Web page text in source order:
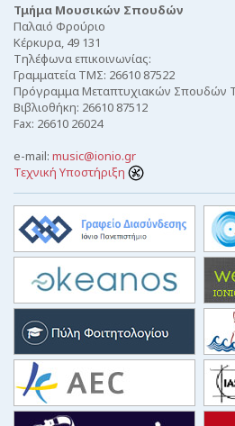
Τμήμα Μουσικών Σπουδών
Παλαιό Φρούριο
Κέρκυρα, 49 131
Τηλέφωνα επικοινωνίας:
Γραμματεία ΤΜΣ: 26610 87522
Πρόγραμμα Μεταπτυχιακών Σπουδών
Βιβλιοθήκη: 26610 87512
Fax: 26610 26024
e-mail: music@ionio.gr
Τεχνική Υποστήριξη